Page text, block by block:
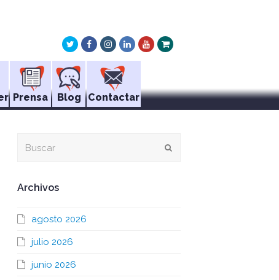
TwitterFacebookInstagram
LinkedInYoutube
Xing
Prensa Blog Contactar
Archivos
agosto 2026
julio 2026
junio 2026